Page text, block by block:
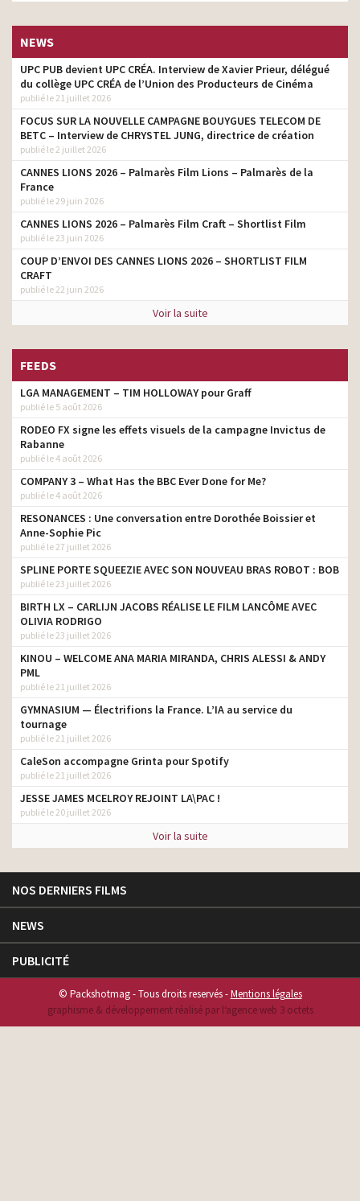
NEWS
UPC PUB devient UPC CRÉA. Interview de Xavier Prieur, délégué
du collège UPC CRÉA de l’Union des Producteurs de Cinéma
publié le 21 juillet 2026
FOCUS SUR LA NOUVELLE CAMPAGNE BOUYGUES TELECOM DE
BETC – Interview de CHRYSTEL JUNG, directrice de création
publié le 2 juillet 2026
CANNES LIONS 2026 – Palmarès Film Lions – Palmarès de la
France
publié le 29 juin 2026
CANNES LIONS 2026 – Palmarès Film Craft – Shortlist Film
publié le 23 juin 2026
COUP D’ENVOI DES CANNES LIONS 2026 – SHORTLIST FILM
CRAFT
publié le 22 juin 2026
Voir la suite
FEEDS
LGA MANAGEMENT – TIM HOLLOWAY pour Graff
publié le 5 août 2026
RODEO FX signe les effets visuels de la campagne Invictus de
Rabanne
publié le 4 août 2026
COMPANY 3 – What Has the BBC Ever Done for Me?
publié le 4 août 2026
RESONANCES : Une conversation entre Dorothée Boissier et
Anne-Sophie Pic
publié le 27 juillet 2026
SPLINE PORTE SQUEEZIE AVEC SON NOUVEAU BRAS ROBOT : BOB
publié le 23 juillet 2026
BIRTH LX – CARLIJN JACOBS RÉALISE LE FILM LANCÔME AVEC
OLIVIA RODRIGO
publié le 23 juillet 2026
KINOU – WELCOME ANA MARIA MIRANDA, CHRIS ALESSI & ANDY
PML
publié le 21 juillet 2026
GYMNASIUM — Électrifions la France. L’IA au service du
tournage
publié le 21 juillet 2026
CaleSon accompagne Grinta pour Spotify
publié le 21 juillet 2026
JESSE JAMES MCELROY REJOINT LA\PAC !
publié le 20 juillet 2026
Voir la suite
NOS DERNIERS FILMS
NEWS
PUBLICITÉ
© Packshotmag - Tous droits reservés -Mentions légales
graphisme & développement réalisé par l‘agence web 3 octets